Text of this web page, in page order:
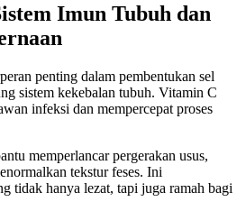
Imun Tubuh dan
penting dalam pembentukan sel
sistem kekebalan tubuh. Vitamin C
infeksi dan mempercepat proses
memperlancar pergerakan usus,
tekstur feses. Ini
tidak hanya lezat, tapi juga ramah bagi